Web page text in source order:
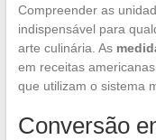
Compreender as
indispensável para
arte culinária. As
em receitas
que utilizam o sistema
Conversão